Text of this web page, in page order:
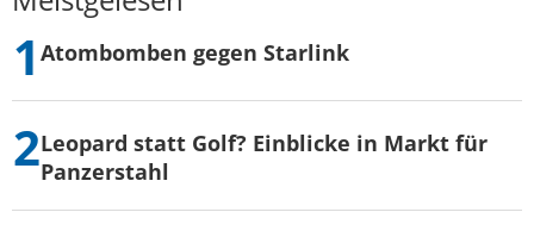
Atombomben gegen Starlink
Leopard statt Golf? Einblicke in Markt für
Panzerstahl